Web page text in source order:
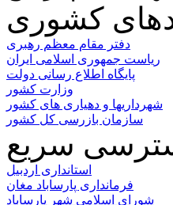
کشوری
دفتر مقام معظم رهبری
ریاست جمهوری اسلامی ایران
پایگاه اطلاع رسانی دولت
وزارت کشور
شهرداریها و دهیاری های کشور
سازمان بازرسی کل کشور
سریع
استانداری اردبیل
فرمانداری پارساباد مغان
شورای اسلامی شهر پارساباد